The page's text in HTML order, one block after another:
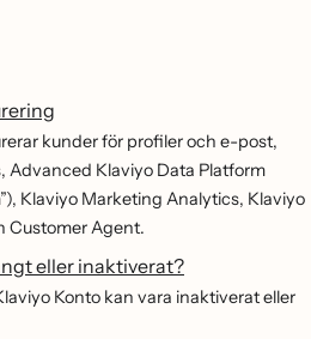
kunder för profiler och e-post,
Advanced Klaviyo Data Platform
Klaviyo Marketing Analytics, Klaviyo
Customer Agent.
eller inaktiverat?
Konto kan vara inaktiverat eller